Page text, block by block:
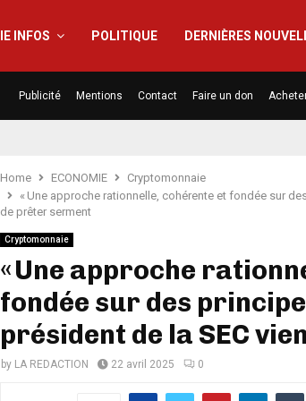
INFOS POLITIQUE DERNIÈRES
Publicité Mentions Contact Faire un don
Home ECONOMIE
Cryptomonnaie
« Une approche rationnelle, cohérente et fondée sur
de prêter serment
Cryptomonnaie
« Une approche
fondée sur des
président de la SEC
by LA REDACTION 22 avril 2025 0